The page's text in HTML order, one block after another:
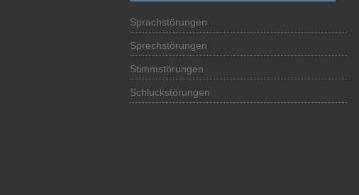
Sprachstörungen
Sprechstörungen
Stimmstörungen
Schluckstörungen